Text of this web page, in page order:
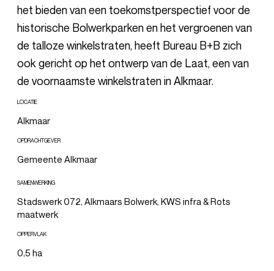
het bieden van een toekomstperspectief voor de
historische Bolwerkparken en het vergroenen van
de talloze winkelstraten, heeft Bureau B+B zich
ook gericht op het ontwerp van de Laat, een van
de voornaamste winkelstraten in Alkmaar.
LOCATIE
Alkmaar
OPDRACHTGEVER
Gemeente Alkmaar
SAMENWERKING
Stadswerk 072, Alkmaars Bolwerk, KWS infra & Rots
maatwerk
OPPERVLAK
0,5 ha